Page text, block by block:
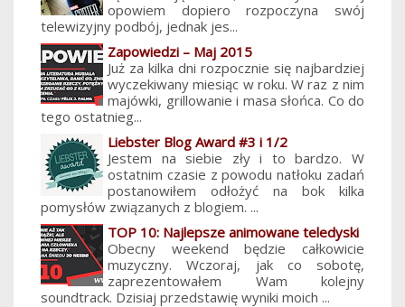
opowiem dopiero rozpoczyna swój
telewizyjny podbój, jednak jes...
Zapowiedzi – Maj 2015
Już za kilka dni rozpocznie się najbardziej
wyczekiwany miesiąc w roku. W raz z nim
majówki, grillowanie i masa słońca. Co do
tego ostatnieg...
Liebster Blog Award #3 i 1/2
Jestem na siebie zły i to bardzo. W
ostatnim czasie z powodu natłoku zadań
postanowiłem odłożyć na bok kilka
pomysłów związanych z blogiem. ...
TOP 10: Najlepsze animowane teledyski
Obecny weekend będzie całkowicie
muzyczny. Wczoraj, jak co sobotę,
zaprezentowałem Wam kolejny
soundtrack. Dzisiaj przedstawię wyniki moich ...